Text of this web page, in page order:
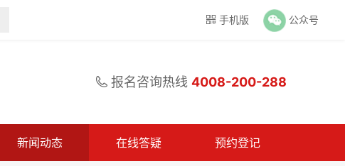
 手机版 公众号
 报名咨询热线 4008-200-288
新闻动态 在线答疑 预约登记